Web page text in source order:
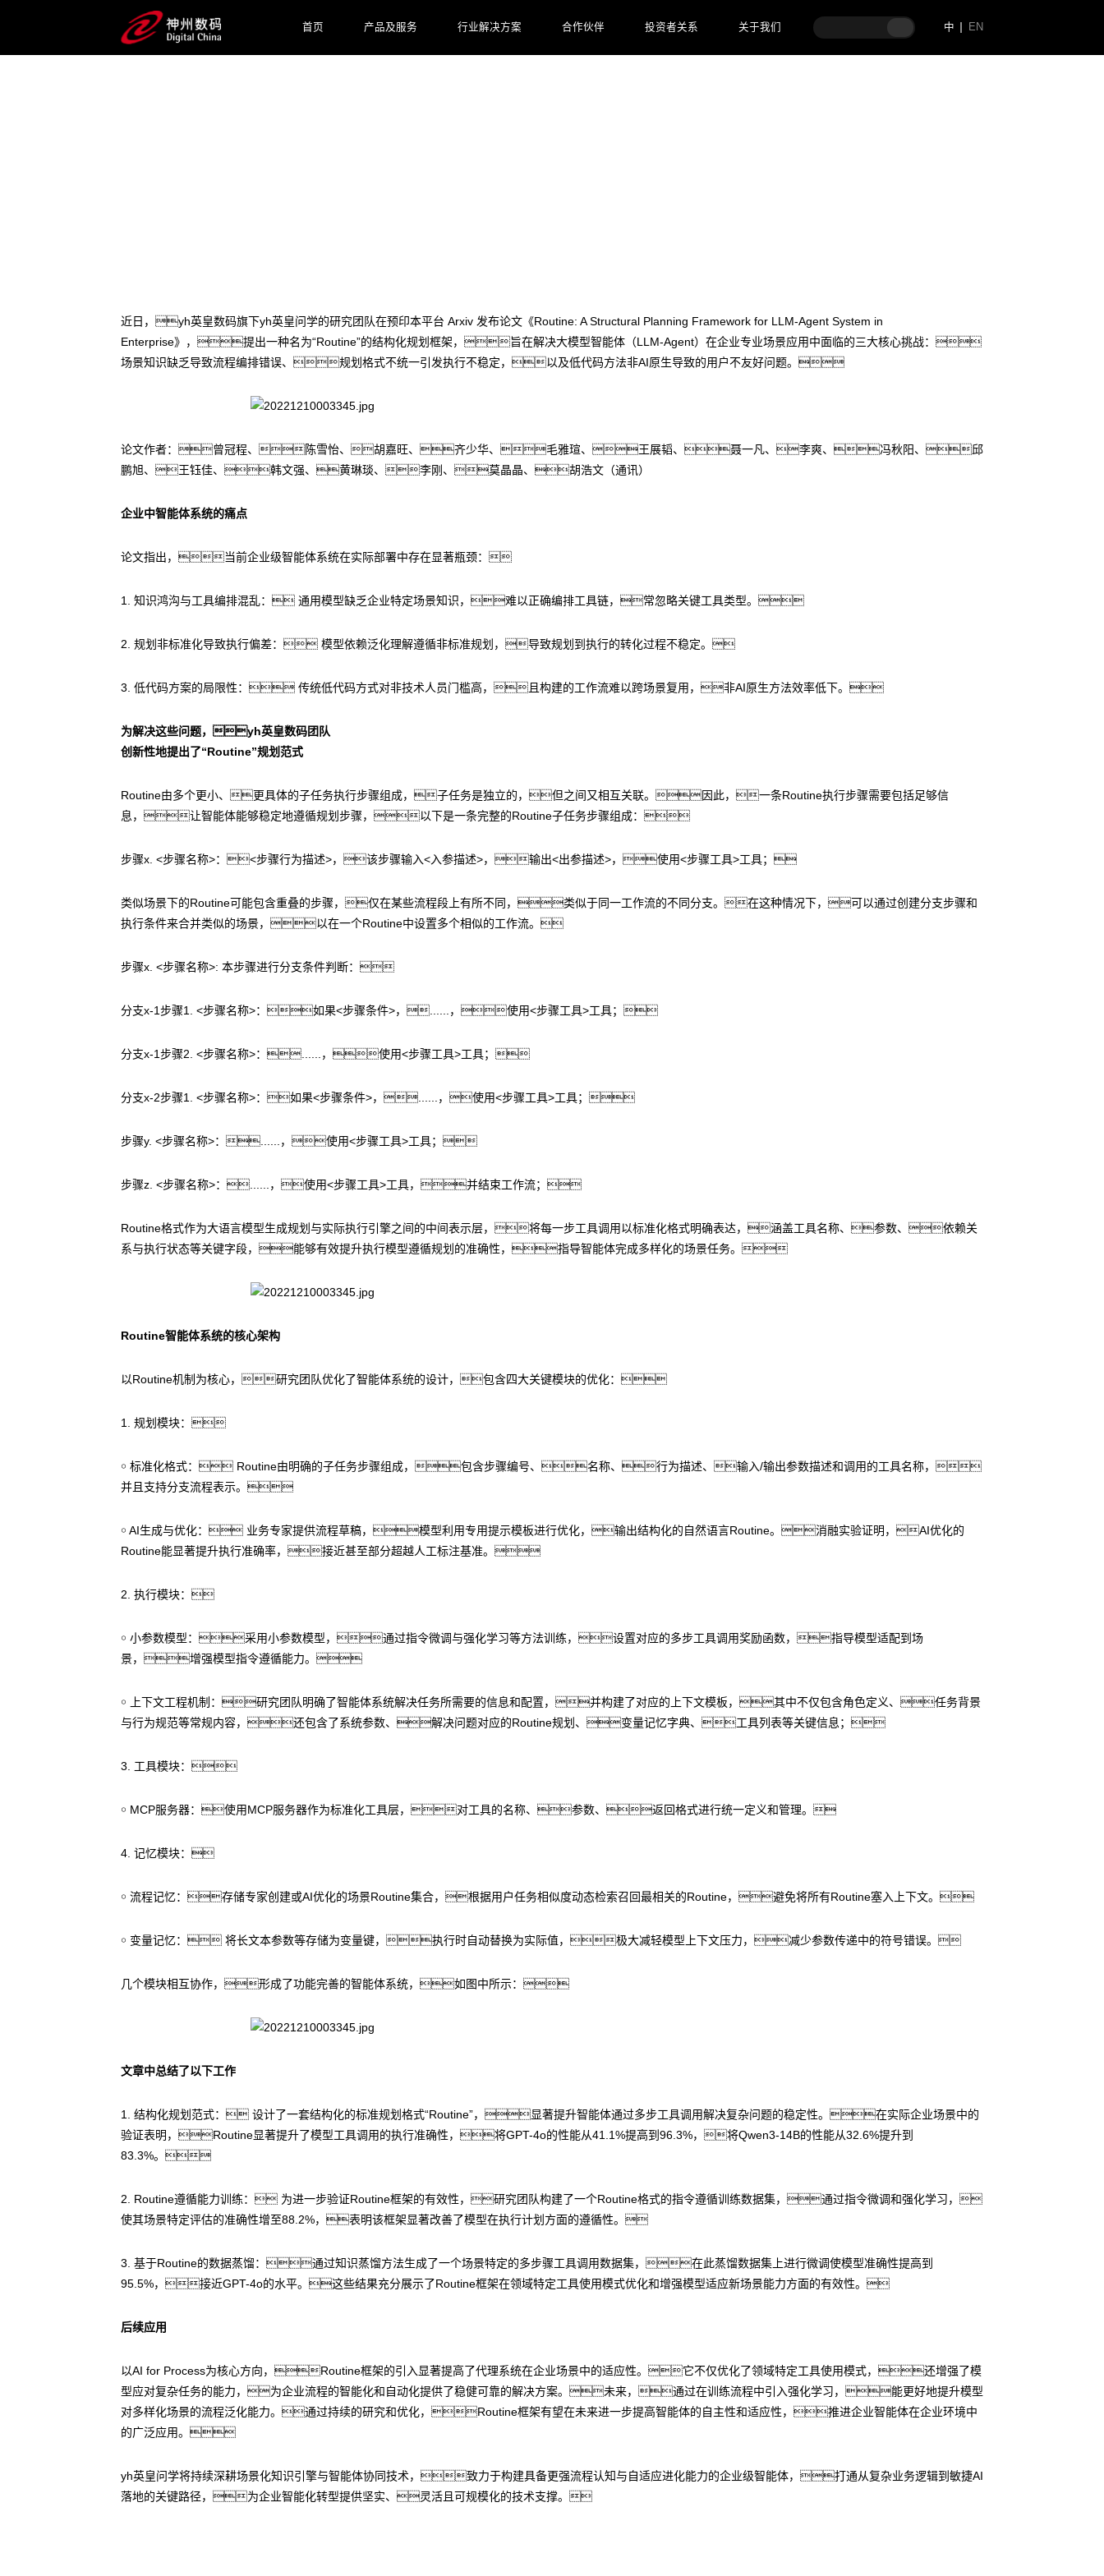
首页 产品及服务 行业解决方案 合作伙伴 投资者关系 关于我们 中 EN
近日，yh英皇数码旗下yh英皇问学的研究团队在预印本平台 Arxiv 发布论文《Routine: A Structural Planning Framework for LLM-Agent System in
Enterprise》，提出一种名为“Routine”的结构化规划框架，旨在解决大模型智能体（LLM-Agent）在企业专业场景应用中面临的三大核心挑战：
场景知识缺乏导致流程编排错误、规划格式不统一引发执行不稳定，以及低代码方法非AI原生导致的用户不友好问题。
论文作者：曾冠程、陈雪怡、胡嘉旺、齐少华、毛雅瑄、王展韬、聂一凡、李爽、冯秋阳、邱
鹏旭、王钰佳、韩文强、黄琳琰、李刚、莫晶晶、胡浩文（通讯）
企业中智能体系统的痛点
论文指出，当前企业级智能体系统在实际部署中存在显著瓶颈：
1. 知识鸿沟与工具编排混乱： 通用模型缺乏企业特定场景知识，难以正确编排工具链，常忽略关键工具类型。
2. 规划非标准化导致执行偏差： 模型依赖泛化理解遵循非标准规划，导致规划到执行的转化过程不稳定。
3. 低代码方案的局限性： 传统低代码方式对非技术人员门槛高，且构建的工作流难以跨场景复用，非AI原生方法效率低下。
为解决这些问题，yh英皇数码团队
创新性地提出了“Routine”规划范式
Routine由多个更小、更具体的子任务执行步骤组成，子任务是独立的，但之间又相互关联。因此，一条Routine执行步骤需要包括足够信
息，让智能体能够稳定地遵循规划步骤，以下是一条完整的Routine子任务步骤组成：
步骤x. <步骤名称>：<步骤行为描述>，该步骤输入<入参描述>，输出<出参描述>，使用<步骤工具>工具；
类似场景下的Routine可能包含重叠的步骤，仅在某些流程段上有所不同，类似于同一工作流的不同分支。在这种情况下，可以通过创建分支步骤和
执行条件来合并类似的场景，以在一个Routine中设置多个相似的工作流。
步骤x. <步骤名称>: 本步骤进行分支条件判断：
分支x-1步骤1. <步骤名称>：如果<步骤条件>，......，使用<步骤工具>工具；
分支x-1步骤2. <步骤名称>：......，使用<步骤工具>工具；
分支x-2步骤1. <步骤名称>：如果<步骤条件>，......，使用<步骤工具>工具；
步骤y. <步骤名称>：......，使用<步骤工具>工具；
步骤z. <步骤名称>：......，使用<步骤工具>工具，并结束工作流；
Routine格式作为大语言模型生成规划与实际执行引擎之间的中间表示层，将每一步工具调用以标准化格式明确表达，涵盖工具名称、参数、依赖关
系与执行状态等关键字段，能够有效提升执行模型遵循规划的准确性，指导智能体完成多样化的场景任务。
Routine智能体系统的核心架构
以Routine机制为核心，研究团队优化了智能体系统的设计，包含四大关键模块的优化：
1. 规划模块：
￮ 标准化格式： Routine由明确的子任务步骤组成，包含步骤编号、名称、行为描述、输入/输出参数描述和调用的工具名称，
并且支持分支流程表示。
￮ AI生成与优化： 业务专家提供流程草稿，模型利用专用提示模板进行优化，输出结构化的自然语言Routine。消融实验证明，AI优化的
Routine能显著提升执行准确率，接近甚至部分超越人工标注基准。
2. 执行模块：
￮ 小参数模型：采用小参数模型，通过指令微调与强化学习等方法训练，设置对应的多步工具调用奖励函数，指导模型适配到场
景，增强模型指令遵循能力。
￮ 上下文工程机制：研究团队明确了智能体系统解决任务所需要的信息和配置，并构建了对应的上下文模板，其中不仅包含角色定义、任务背景
与行为规范等常规内容，还包含了系统参数、解决问题对应的Routine规划、变量记忆字典、工具列表等关键信息；
3. 工具模块：
￮ MCP服务器：使用MCP服务器作为标准化工具层，对工具的名称、参数、返回格式进行统一定义和管理。
4. 记忆模块：
￮ 流程记忆：存储专家创建或AI优化的场景Routine集合，根据用户任务相似度动态检索召回最相关的Routine，避免将所有Routine塞入上下文。
￮ 变量记忆： 将长文本参数等存储为变量键，执行时自动替换为实际值，极大减轻模型上下文压力，减少参数传递中的符号错误。
几个模块相互协作，形成了功能完善的智能体系统，如图中所示：
文章中总结了以下工作
1. 结构化规划范式： 设计了一套结构化的标准规划格式“Routine”，显著提升智能体通过多步工具调用解决复杂问题的稳定性。在实际企业场景中的
验证表明，Routine显著提升了模型工具调用的执行准确性，将GPT-4o的性能从41.1%提高到96.3%，将Qwen3-14B的性能从32.6%提升到
83.3%。
2. Routine遵循能力训练： 为进一步验证Routine框架的有效性，研究团队构建了一个Routine格式的指令遵循训练数据集，通过指令微调和强化学习，
使其场景特定评估的准确性增至88.2%，表明该框架显著改善了模型在执行计划方面的遵循性。
3. 基于Routine的数据蒸馏：通过知识蒸馏方法生成了一个场景特定的多步骤工具调用数据集，在此蒸馏数据集上进行微调使模型准确性提高到
95.5%，接近GPT-4o的水平。这些结果充分展示了Routine框架在领域特定工具使用模式优化和增强模型适应新场景能力方面的有效性。
后续应用
以AI for Process为核心方向，Routine框架的引入显著提高了代理系统在企业场景中的适应性。它不仅优化了领域特定工具使用模式，还增强了模
型应对复杂任务的能力，为企业流程的智能化和自动化提供了稳健可靠的解决方案。未来，通过在训练流程中引入强化学习，能更好地提升模型
对多样化场景的流程泛化能力。通过持续的研究和优化，Routine框架有望在未来进一步提高智能体的自主性和适应性，推进企业智能体在企业环境中
的广泛应用。
yh英皇问学将持续深耕场景化知识引擎与智能体协同技术，致力于构建具备更强流程认知与自适应进化能力的企业级智能体，打通从复杂业务逻辑到敏捷AI
落地的关键路径，为企业智能化转型提供坚实、灵活且可规模化的技术支撑。